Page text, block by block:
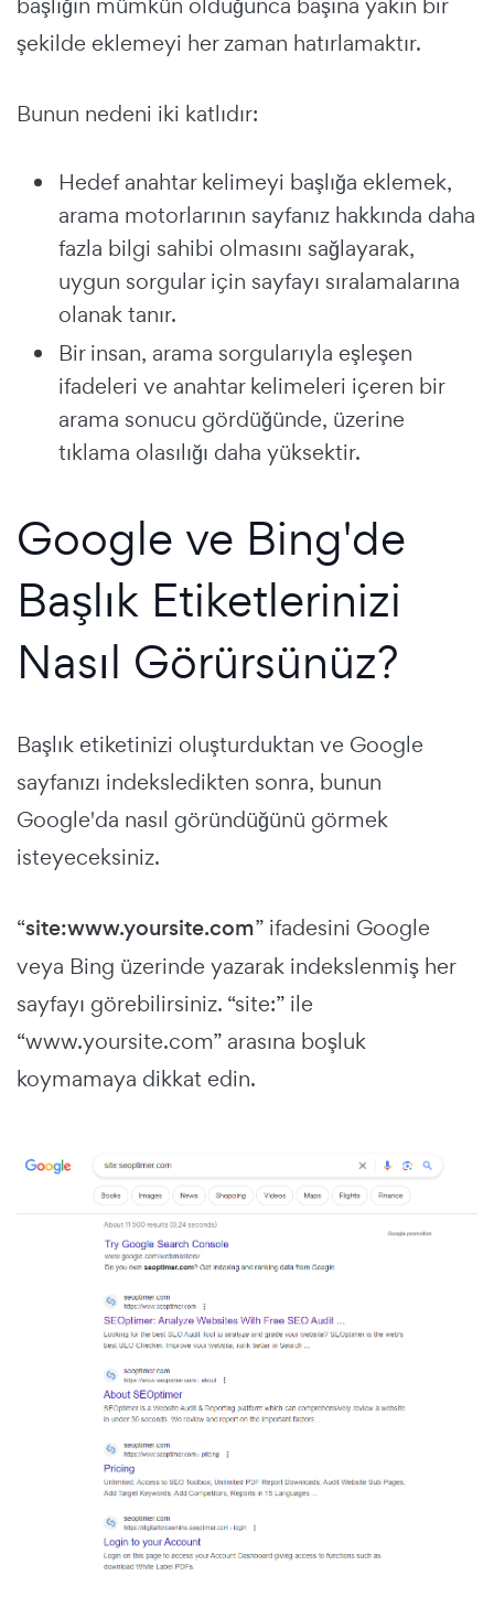
şekilde eklemeyi her zaman hatırlamaktır.
Bunun nedeni iki katlıdır:
Hedef anahtar kelimeyi başlığa eklemek,
arama motorlarının sayfanız hakkında daha
fazla bilgi sahibi olmasını sağlayarak,
uygun sorgular için sayfayı sıralamalarına
olanak tanır.
Bir insan, arama sorgularıyla eşleşen
ifadeleri ve anahtar kelimeleri içeren bir
arama sonucu gördüğünde, üzerine
tıklama olasılığı daha yüksektir.
Google ve Bing'de
Başlık Etiketlerinizi
Nasıl Görürsünüz?
Başlık etiketinizi oluşturduktan ve Google
sayfanızı indeksledikten sonra, bunun
Google'da nasıl göründüğünü görmek
isteyeceksiniz.
“site:www.yoursite.com” ifadesini Google
veya Bing üzerinde yazarak indekslenmiş her
sayfayı görebilirsiniz. “site:” ile
“www.yoursite.com” arasına boşluk
koymamaya dikkat edin.